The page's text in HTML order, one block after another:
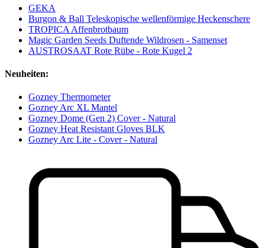
GEKA
Burgon & Ball Teleskopische wellenförmige Heckenschere
TROPICA Affenbrotbaum
Magic Garden Seeds Duftende Wildrosen - Samenset
AUSTROSAAT Rote Rübe - Rote Kugel 2
Neuheiten:
Gozney Thermometer
Gozney Arc XL Mantel
Gozney Dome (Gen 2) Cover - Natural
Gozney Heat Resistant Gloves BLK
Gozney Arc Lite - Cover - Natural